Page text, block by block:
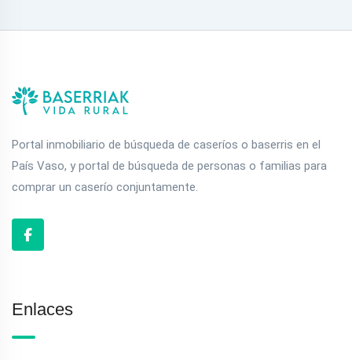
Portal inmobiliario de búsqueda de caseríos o baserris en el
País Vaso, y portal de búsqueda de personas o familias para
comprar un caserío conjuntamente.
Enlaces